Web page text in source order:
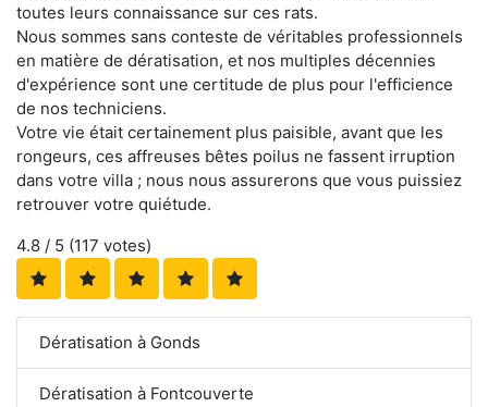
toutes leurs connaissance sur ces rats.
Nous sommes sans conteste de véritables professionnels
en matière de dératisation, et nos multiples décennies
d'expérience sont une certitude de plus pour l'efficience
de nos techniciens.
Votre vie était certainement plus paisible, avant que les
rongeurs, ces affreuses bêtes poilus ne fassent irruption
dans votre villa ; nous nous assurerons que vous puissiez
retrouver votre quiétude.
4.8 / 5 (117 votes)
Dératisation à Gonds
Dératisation à Fontcouverte